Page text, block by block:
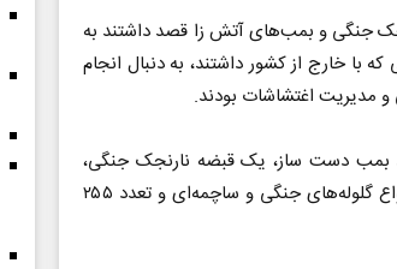
جنگی و بمب‌های آتش زا قصد داشتند به
با خارج از کشور داشتند، به دنبال انجام
مدیریت اغتشاشات بودند.
در محل اختفای این تیم، ۵ عدد بمب دست ساز، یک قبضه نارنجک جنگی،
اسلحه کمری و شکاری، مقدار قابل توجهی از انواع گلوله‌های جنگی و ساچمه‌ای و تعدد ۲۵۵